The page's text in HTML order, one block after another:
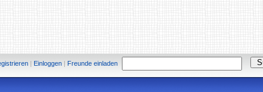
| Einloggen | Freunde einladen